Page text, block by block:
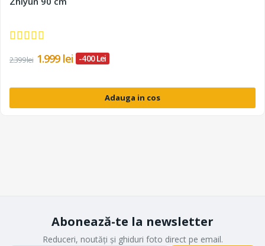
2.399 lei 1.999 lei -400 Lei
Adauga in cos
Abonează-te la newsletter
Reduceri, noutăți și ghiduri foto direct pe email.